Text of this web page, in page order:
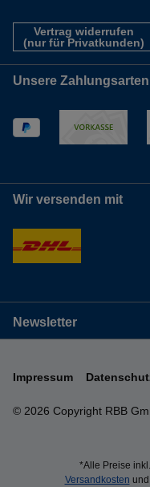
Vertrag widerrufen
(nur für Privatkunden)
Unsere Zahlungsarten
Wir versenden mit
Newsletter
© 2026 Copyright RBB
Impressum
*Alle Preise
Versandkosten